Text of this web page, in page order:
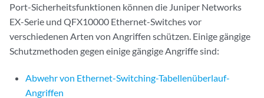
Port-Sicherheitsfunktionen können die Juniper Networks
EX-Serie und QFX10000 Ethernet-Switches vor
verschiedenen Arten von Angriffen schützen. Einige gängige
Schutzmethoden gegen einige gängige Angriffe sind:
Abwehr von Ethernet-Switching-Tabellenüberlauf-
Angriffen